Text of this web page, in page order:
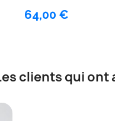
64,00 €
clients qui